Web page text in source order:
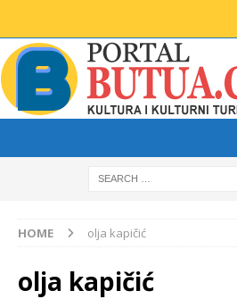
HOME olja kapičić
olja kapičić